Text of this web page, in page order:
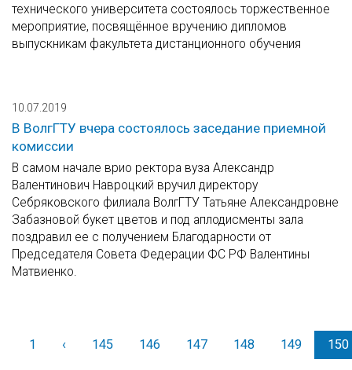
технического университета состоялось торжественное
мероприятие, посвящённое вручению дипломов
выпускникам факультета дистанционного обучения
10.07.2019
В ВолгГТУ вчера состоялось заседание приемной
комиссии
В самом начале врио ректора вуза Александр
Валентинович Навроцкий вручил директору
Себряковского филиала ВолгГТУ Татьяне Александровне
Забазновой букет цветов и под аплодисменты зала
поздравил ее с получением Благодарности от
Председателя Совета Федерации ФС РФ Валентины
Матвиенко.
1 ‹Назад145 146 147 148 149 150